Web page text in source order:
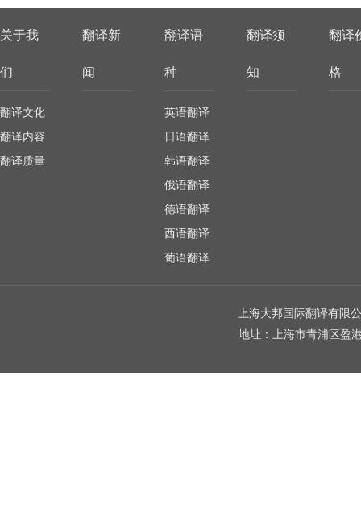
关于我
们
翻译文化
翻译内容
翻译质量
翻译新
闻
翻译语
种
英语翻译
日语翻译
韩语翻译
俄语翻译
德语翻译
西语翻译
葡语翻译
翻译须
知
翻译
格
上海大邦国际翻译有限
地址：上海市青浦区盈